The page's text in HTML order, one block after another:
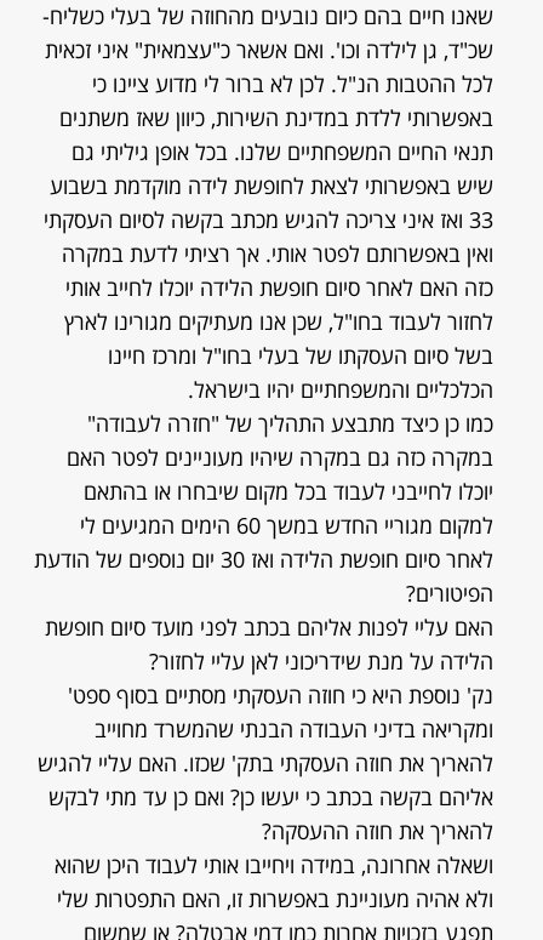
שאנו חיים בהם כיום נובעים מהחוזה של בעלי כשליח-
שכ"ד, גן לילדה וכו'. ואם אשאר כ"עצמאית" איני זכאית
לכל ההטבות הנ"ל. לכן לא ברור לי מדוע ציינו כי
באפשרותי ללדת במדינת השירות, כיוון שאז משתנים
תנאי החיים המשפחתיים שלנו. בכל אופן גיליתי גם
שיש באפשרותי לצאת לחופשת לידה מוקדמת בשבוע
33 ואז איני צריכה להגיש מכתב בקשה לסיום העסקתי
ואין באפשרותם לפטר אותי. אך רציתי לדעת במקרה
כזה האם לאחר סיום חופשת הלידה יוכלו לחייב אותי
לחזור לעבוד בחו"ל, שכן אנו מעתיקים מגורינו לארץ
בשל סיום העסקתו של בעלי בחו"ל ומרכז חיינו
הכלכליים והמשפחתיים יהיו בישראל.
כמו כן כיצד מתבצע התהליך של "חזרה לעבודה"
במקרה כזה גם במקרה שיהיו מעוניינים לפטר האם
יוכלו לחייבני לעבוד בכל מקום שיבחרו או בהתאם
למקום מגוריי החדש במשך 60 הימים המגיעים לי
לאחר סיום חופשת הלידה ואז 30 יום נוספים של הודעת
הפיטורים?
האם עליי לפנות אליהם בכתב לפני מועד סיום חופשת
הלידה על מנת שידריכוני לאן עליי לחזור?
נק' נוספת היא כי חוזה העסקתי מסתיים בסוף ספט'
ומקריאה בדיני העבודה הבנתי שהמשרד מחוייב
להאריך את חוזה העסקתי בתק' שכזו. האם עליי להגיש
אליהם בקשה בכתב כי יעשו כן? ואם כן עד מתי לבקש
להאריך את חוזה ההעסקה?
ושאלה אחרונה, במידה ויחייבו אותי לעבוד היכן שהוא
ולא אהיה מעוניינת באפשרות זו, האם התפטרות שלי
תפגע בזכויות אחרות כמו דמי אבטלה? או שמשום